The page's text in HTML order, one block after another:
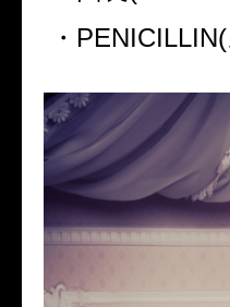
・ PENICILLIN(